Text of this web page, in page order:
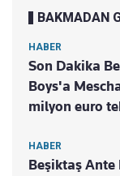
BAKMADAN
HABER
Son Dakika
Boys'a
milyon euro
HABER
Beşiktaş